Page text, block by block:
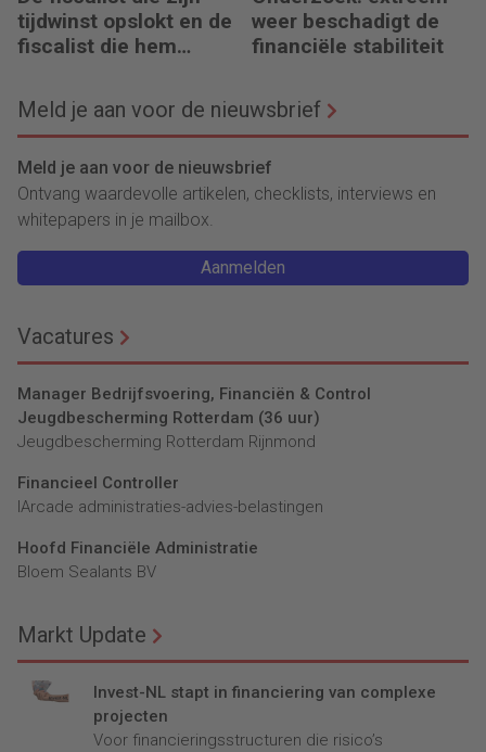
tijdwinst opslokt en de
fiscalist die hem
weer beschadigt de
financiële stabiliteit
Meld je aan voor de nieuwsbrief
Meld je aan voor de nieuwsbrief
Ontvang waardevolle artikelen, checklists, interviews en
whitepapers in je mailbox.
Aanmelden
Vacatures
Manager Bedrijfsvoering, Financiën & Control
Jeugdbescherming Rotterdam (36 uur)
Jeugdbescherming Rotterdam Rijnmond
Financieel Controller
lArcade administraties-advies-belastingen
Hoofd Financiële Administratie
Bloem Sealants BV
Markt Update
Invest-NL stapt in financiering van complexe
projecten
Voor financieringsstructuren die risico’s